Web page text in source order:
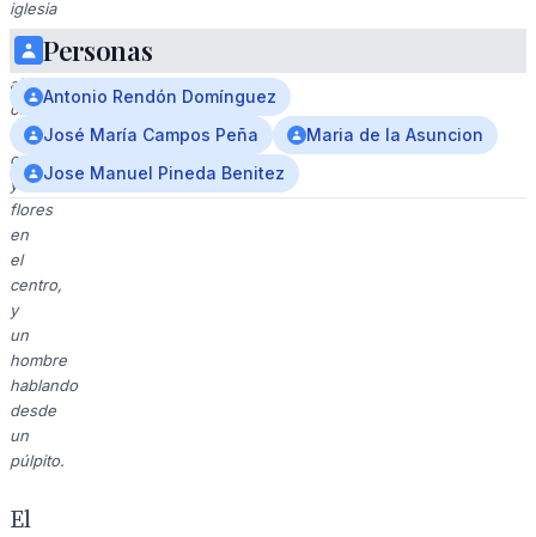
iglesia
con
un
altar
ornamental,
un
crucifijo
y
flores
en
el
centro,
y
un
hombre
hablando
desde
un
púlpito.
El
Personas
Antonio Rendón Domínguez
José María Campos Peña
Maria de la Asuncion
Jose Manuel Pineda Benitez